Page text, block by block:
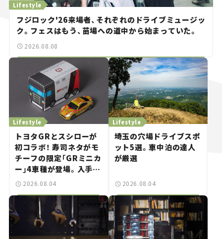
フジロック'26来場者、それぞれのドライブミュージッ
ク。フェスはもう、苗場への道中から始まっていた。
Lifestyle
2026.08.08
トヨタGRとスシローが
初コラボ！ 寿司ネタがモ
チーフの限定「GRミニカ
ー」4車種が登場。入手方
法は？【クルマとホビー】
Lifestyle
2026.08.04
埼玉の穴場ドライブスポ
ット5選。車中泊の達人
が厳選
Lifestyle
2026.08.04